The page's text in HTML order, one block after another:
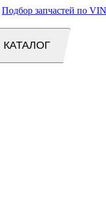
Подбор запчастей по
КАТАЛОГ